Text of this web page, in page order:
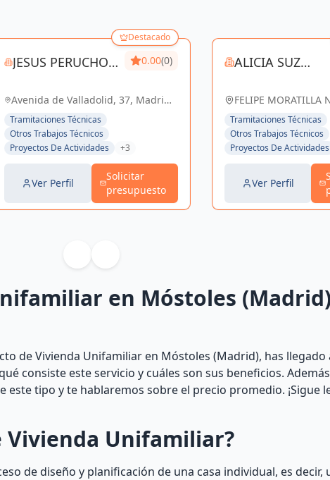
Destacado
JESUS PERUCHO
0.00(0)
Avenida de Valladolid, 37, Madrid,
España, España
Tramitaciones Técnicas
Otros Trabajos Técnicos
Proyectos De Actividades
+3
Ver Perfil
Solicitar
presupuesto
ALICIA SUZ
FELIPE MORATILLA
España
Tramitaciones Técnicas
Otros Trabajos Técnicos
Proyectos De Actividades
Ver Perfil
en Móstoles
de Vivienda Unifamiliar en Móstoles (Madrid), has llegado
consiste este servicio y cuáles son sus beneficios.
tipo y te hablaremos sobre el precio promedio. ¡Sigue
Vivienda Unifamiliar?
de diseño y planificación de una casa individual, es decir,